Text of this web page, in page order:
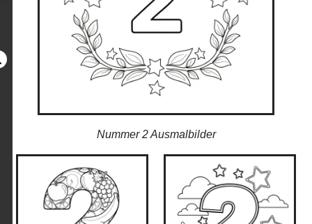
Nummer 2 Ausmalbilder